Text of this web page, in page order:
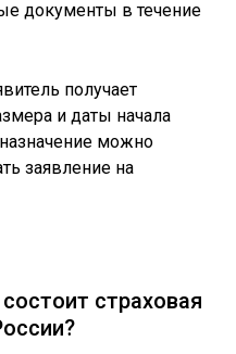
документы в течение
получает
и даты начала
можно
заявление на
страховая